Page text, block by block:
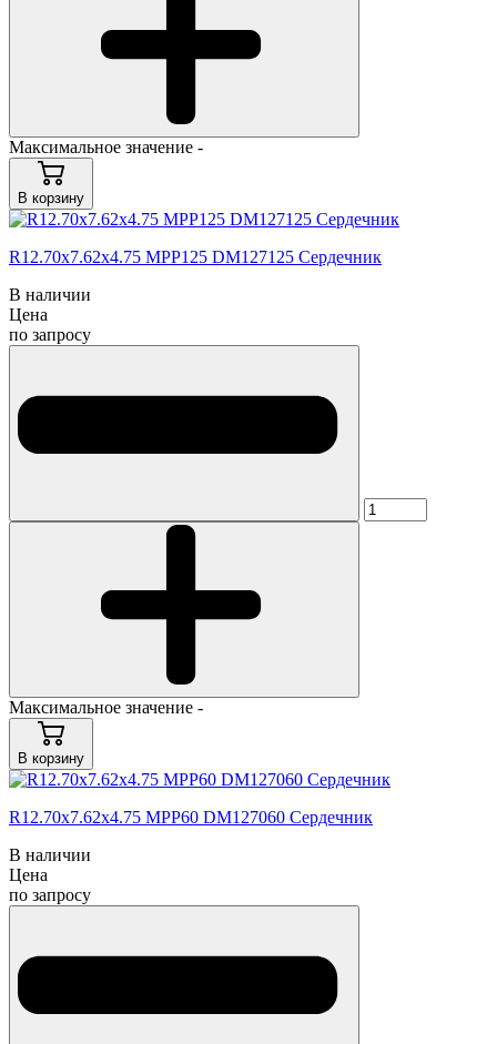
Максимальное значение -
В корзину
R12.70x7.62x4.75 MPP125 DM127125 Сердечник
В наличии
Цена
по запросу
Максимальное значение -
В корзину
R12.70x7.62x4.75 MPP60 DM127060 Сердечник
В наличии
Цена
по запросу